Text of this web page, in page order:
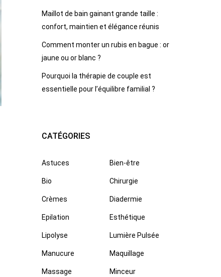
Maillot de bain gainant grande taille :
confort, maintien et élégance réunis
Comment monter un rubis en bague : or
jaune ou or blanc ?
Pourquoi la thérapie de couple est
essentielle pour l’équilibre familial ?
CATÉGORIES
Astuces Bien-être
Bio Chirurgie
Crèmes Diadermie
Epilation Esthétique
Lipolyse Lumière Pulsée
Manucure Maquillage
Massage Minceur